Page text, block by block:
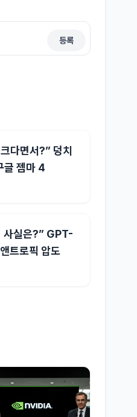
등록
다면서?” 덩치
글 젬마 4
사실은?” GPT-
트로픽 압도